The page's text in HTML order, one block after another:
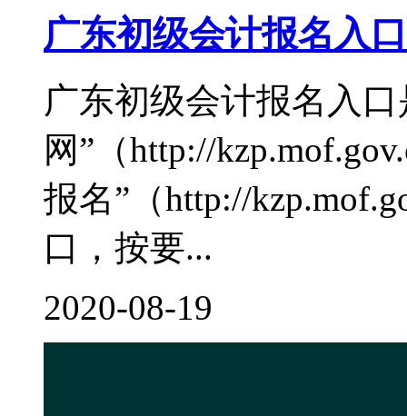
广东初级会计报名入
广东初级会计报名入
网”（http://
报名”（http://
口，按要...
2020-08-19